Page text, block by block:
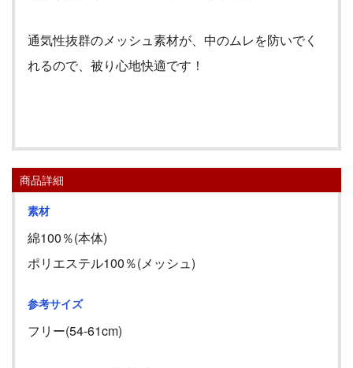
通気性抜群のメッシュ素材が、中のムレを防いでく
れるので、被り心地快適です！
商品詳細
素材
綿100％(本体)
ポリエステル100％(メッシュ)
参考サイズ
フリー(54-61cm)